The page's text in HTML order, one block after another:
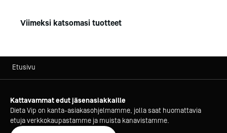
Viimeksi katsomasi tuotteet
Etusivu
Kattavammat edut jäsenasiakkaille
Dieta Vip on kanta-asiakasohjelmamme, jolla saat huomattavia
etuja verkkokaupastamme ja muista kanavistamme.